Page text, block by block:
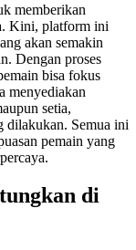
memberikan
Kini, platform ini
akan semakin
Dengan proses
bisa fokus
menyediakan
setia,
dilakukan. Semua ini
pemain yang
di